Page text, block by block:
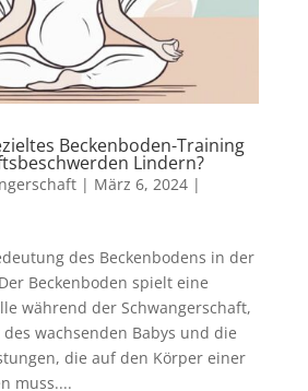
Beckenboden-Training
Lindern?
| März 6, 2024|
des Beckenbodens in der
Beckenboden spielt eine
während der Schwangerschaft,
wachsenden Babys und die
die auf den Körper einer
muss....